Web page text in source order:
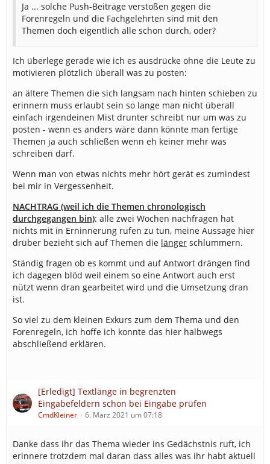
Ja ... solche Push-Beiträge verstoßen gegen die
Forenregeln und die Fachgelehrten sind mit den
Themen doch eigentlich alle schon durch, oder?
Ich überlege gerade wie ich es ausdrücke ohne die Leute zu
motivieren plötzlich überall was zu posten:
an ältere Themen die sich langsam nach hinten schieben zu
erinnern muss erlaubt sein so lange man nicht überall
einfach irgendeinen Mist drunter schreibt nur um was zu
posten - wenn es anders wäre dann könnte man fertige
Themen ja auch schließen wenn eh keiner mehr was
schreiben darf.
Wenn man von etwas nichts mehr hört gerät es zumindest
bei mir in Vergessenheit.
NACHTRAG (weil ich die Themen chronologisch
durchgegangen bin): alle zwei Wochen nachfragen hat
nichts mit in Erninnerung rufen zu tun, meine Aussage hier
drüber bezieht sich auf Themen die länger schlummern.
Ständig fragen ob es kommt und auf Antwort drängen find
ich dagegen blöd weil einem so eine Antwort auch erst
nützt wenn dran gearbeitet wird und die Umsetzung dran
ist.
So viel zu dem kleinen Exkurs zum dem Thema und den
Forenregeln, ich hoffe ich konnte das hier halbwegs
abschließend erklären.
[Erledigt] Textlänge in begrenzten
Eingabefeldern schon bei Eingabe prüfen
CmdKleiner 6. März 2021 um 07:18
Danke dass ihr das Thema wieder ins Gedächstnis ruft, ich
erinnere trotzdem mal daran dass alles was ihr habt aktuell